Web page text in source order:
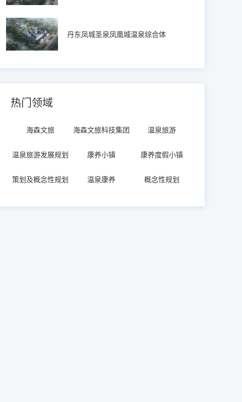
丹东凤城圣泉凤凰城温泉综合体
热门领域
海森文旅 海森文旅科技集团 温泉旅游
温泉旅游发展规划 康养小镇 康养度假小镇
策划及概念性规划 温泉康养 概念性规划